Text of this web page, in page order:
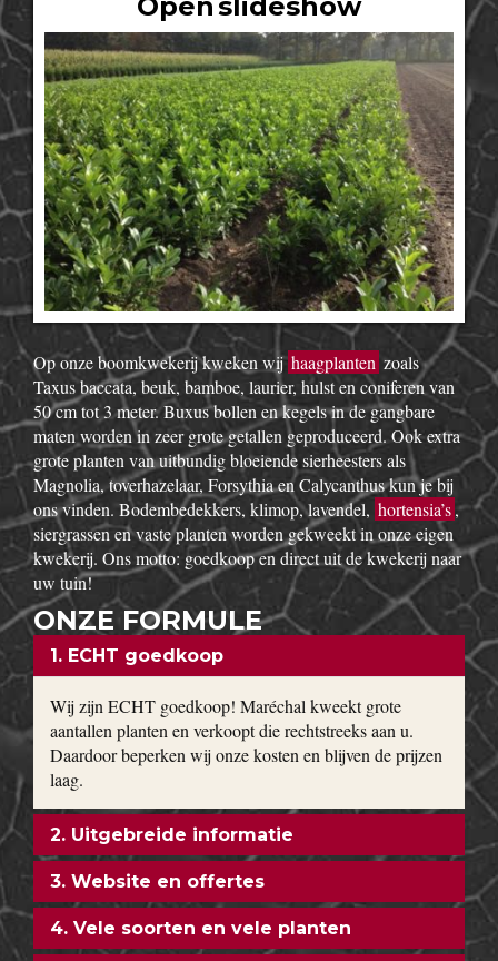
Op onze boomkwekerij kweken wijhaagplanten zoals
Taxus baccata, beuk, bamboe, laurier, hulst en coniferen van
50 cm tot 3 meter. Buxus bollen en kegels in de gangbare
maten worden in zeer grote getallen geproduceerd. Ook extra
grote planten van uitbundig bloeiende sierheesters als
Magnolia, toverhazelaar, Forsythia en Calycanthus kun je bij
ons vinden. Bodembedekkers, klimop, lavendel, hortensia’s,
siergrassen en vaste planten worden gekweekt in onze eigen
kwekerij. Ons motto: goedkoop en direct uit de kwekerij naar
uw tuin!
ONZE FORMULE
1. ECHT goedkoop
Wij zijn ECHT goedkoop! Maréchal kweekt grote
aantallen planten en verkoopt die rechtstreeks aan u.
Daardoor beperken wij onze kosten en blijven de prijzen
laag.
2. Uitgebreide informatie
3. Website en offertes
4. Vele soorten en vele planten